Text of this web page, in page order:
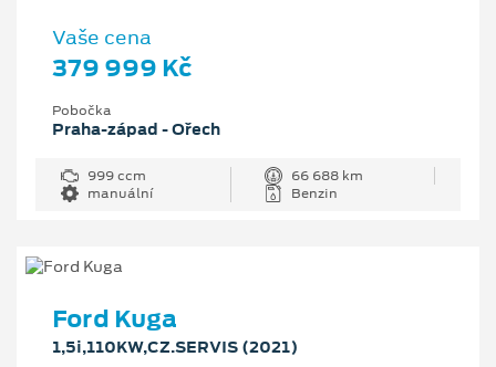
Vaše cena
379 999 Kč
Pobočka
Praha-západ - Ořech
999 ccm
66 688 km
manuální
Benzin
Ford Kuga
1,5i,110KW,CZ.SERVIS (2021)